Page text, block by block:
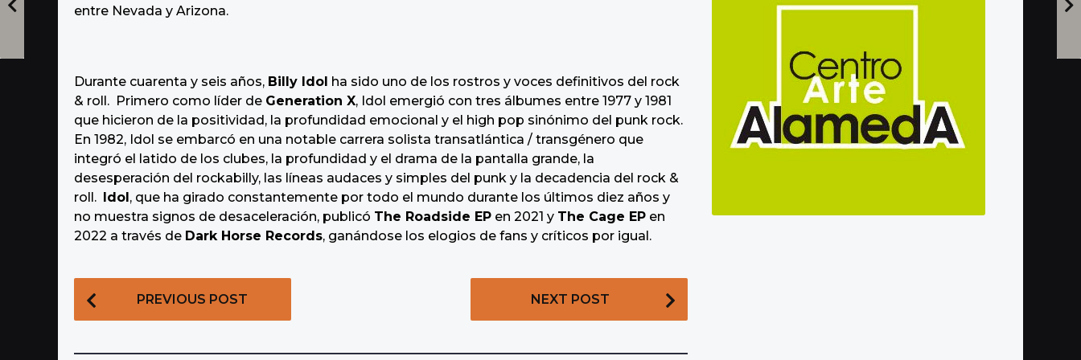
entre Nevada y Arizona.
Durante cuarenta y seis años, Billy Idol ha sido uno de los rostros y voces definitivos del rock
& roll. Primero como líder de Generation X, Idol emergió con tres álbumes entre 1977 y 1981
que hicieron de la positividad, la profundidad emocional y el high pop sinónimo del punk rock.
En 1982, Idol se embarcó en una notable carrera solista transatlántica / transgénero que
integró el latido de los clubes, la profundidad y el drama de la pantalla grande, la
desesperación del rockabilly, las líneas audaces y simples del punk y la decadencia del rock &
roll.
Idol , que ha girado constantemente por todo el mundo durante los últimos diez años y
no muestra signos de desaceleración, publicó The Roadside EP en 2021 y The Cage EP en
2022 a través de Dark Horse Records, ganándose los elogios de fans y críticos por igual.
P
o
PREVIOUS POST NEXT POST